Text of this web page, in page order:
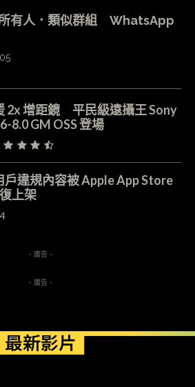
所有人．類似群組 WhatsApp
2x 增距鏡 平民級遠攝王 Sony
8.0 GM OSS 登場
戶違規內容被 Apple App Store
上架
- 廣告 -
- 廣告 -
最新影片